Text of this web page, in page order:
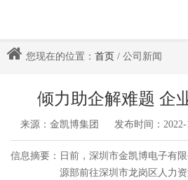
您现在的位置： 首页 / 公司新闻
倾力助企解难题 企
来源：金凯博集团 发布时间：2022-
信息摘要： 日前，深圳市金凯博电子有
源部前往深圳市龙岗区人力